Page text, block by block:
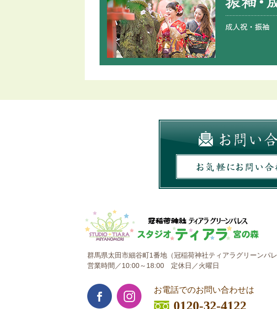
群馬県太田市細谷町1番地（冠稲荷神社ティアラグリーンパレ
営業時間／10:00～18:00 定休日／火曜日
お電話でのお問い合わせは
0120-32-4122